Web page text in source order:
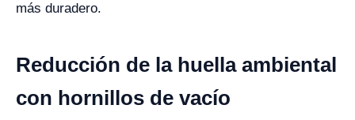
más duradero.
Reducción de la huella ambiental
con hornillos de vacío